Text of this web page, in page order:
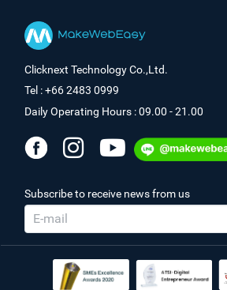
Clicknext Technology Co.,Ltd.
Tel : +66 2483 0999
Daily Operating Hours : 09.00 - 21.00
Subscribe to receive news from us